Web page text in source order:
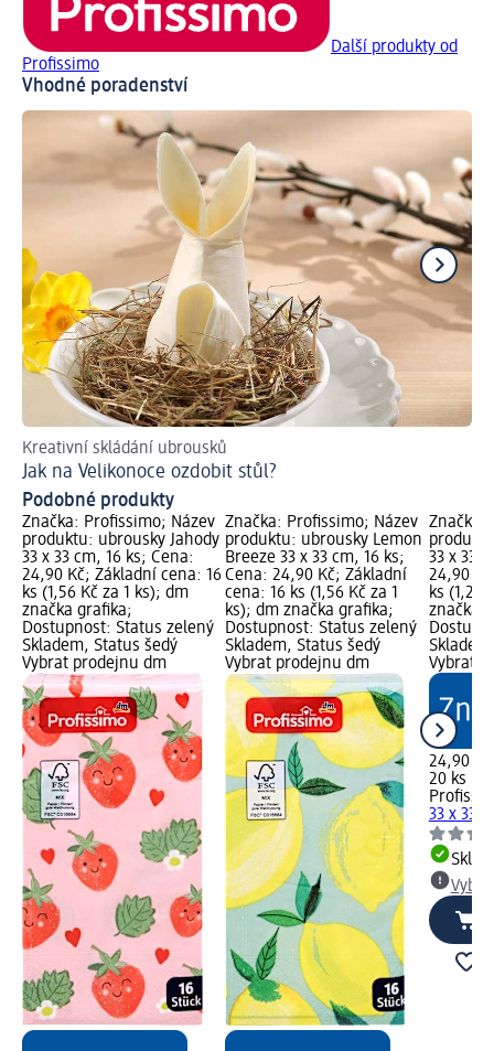
Další produkty od
Profissimo
Vhodné poradenství
Kreativní skládání ubrousků
Jak na Velikonoce ozdobit stůl?
Podobné produkty
Značka: Profissimo; Název
produktu: ubrousky Jahody
33 x 33 cm, 16 ks; Cena:
24,90 Kč; Základní cena: 16
ks (1,56 Kč za 1 ks); dm
značka grafika;
Dostupnost: Status zelený
Skladem, Status šedý
Vybrat prodejnu dm
Značka: Profissimo; Název
produktu: ubrousky Lemon
Breeze 33 x 33 cm, 16 ks;
Cena: 24,90 Kč; Základní
cena: 16 ks (1,56 Kč za 1
ks); dm značka grafika;
Dostupnost: Status zelený
Skladem, Status šedý
Vybrat prodejnu dm
Značka:
33 x 33
24,90
ks (1,25
značka
Vybrat
24,90 Kč
20 ks
33 x 33